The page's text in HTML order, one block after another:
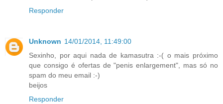
Responder
Unknown 14/01/2014, 11:49:00
Sexinho, por aqui nada de kamasutra :-( o mais próximo
que consigo é ofertas de "penis enlargement", mas só no
spam do meu email :-)
beijos
Responder